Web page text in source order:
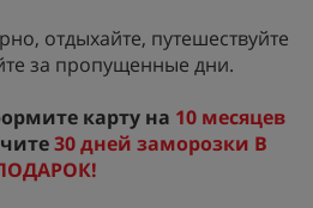
отдыхайте, путешествуйте
за пропущенные дни.
карту на 10 месяцев
30 дней заморозки В